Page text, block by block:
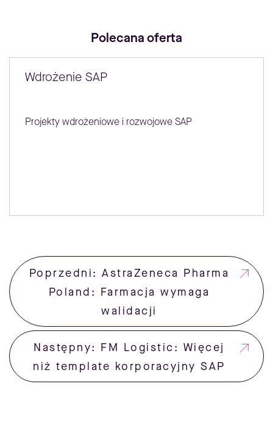
Polecana oferta
Wdrożenie SAP
Projekty wdrożeniowe i rozwojowe SAP
Poprzedni: AstraZeneca Pharma
Poland: Farmacja wymaga
walidacji
Następny: FM Logistic: Więcej
niż template korporacyjny SAP